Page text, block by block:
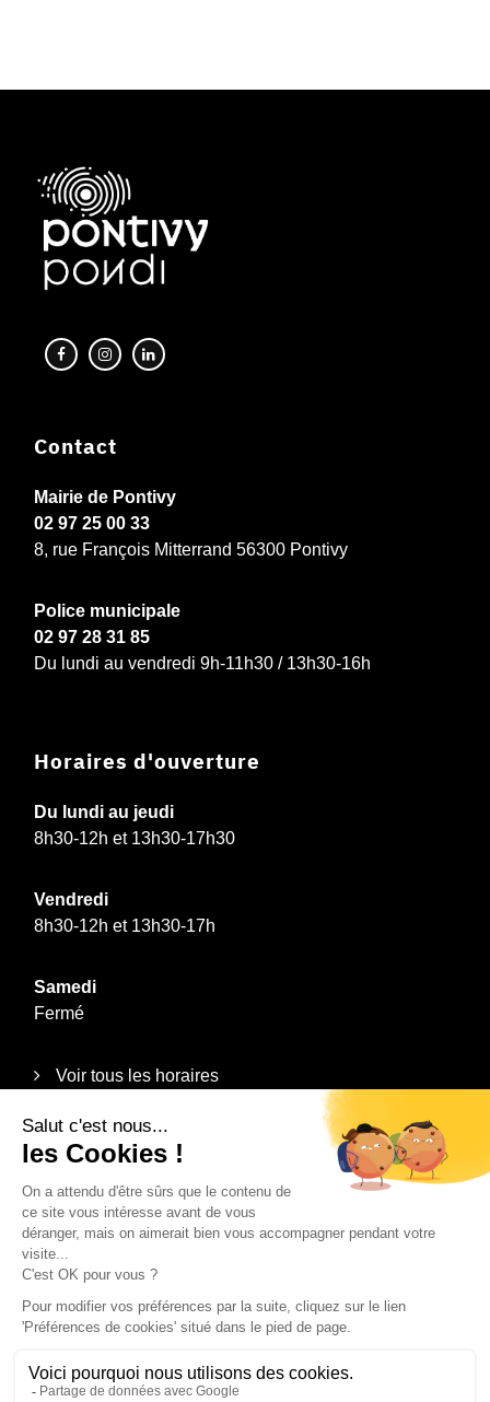
Contact
Mairie de Pontivy
02 97 25 00 33
8, rue François Mitterrand 56300 Pontivy
Police municipale
02 97 28 31 85
Du lundi au vendredi 9h-11h30 / 13h30-16h
Horaires d'ouverture
Du lundi au jeudi
8h30-12h et 13h30-17h30
Vendredi
8h30-12h et 13h30-17h
Samedi
Fermé
Voir tous les horaires
Informations
Plan du site
Mentions légales
Politique de confidentialité
Recrutement